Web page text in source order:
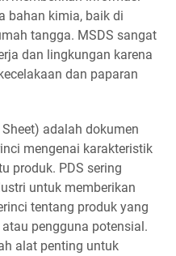
bahan kimia, baik di
tangga. MSDS sangat
dan lingkungan karena
dan paparan
adalah dokumen
mengenai karakteristik
produk. PDS sering
untuk memberikan
tentang produk yang
pengguna potensial.
alat penting untuk